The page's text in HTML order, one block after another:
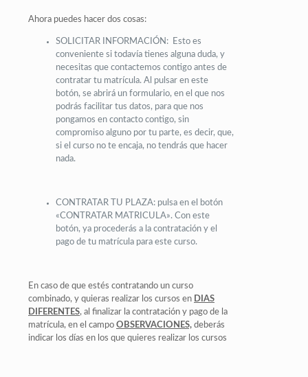
Ahora puedes hacer dos cosas:
SOLICITAR INFORMACIÓN: Esto es
conveniente si todavía tienes alguna duda, y
necesitas que contactemos contigo antes de
contratar tu matrícula. Al pulsar en este
botón, se abrirá un formulario, en el que nos
podrás facilitar tus datos, para que nos
pongamos en contacto contigo, sin
compromiso alguno por tu parte, es decir, que,
si el curso no te encaja, no tendrás que hacer
nada.
CONTRATAR TU PLAZA: pulsa en el botón
«CONTRATAR MATRICULA». Con este
botón, ya procederás a la contratación y el
pago de tu matrícula para este curso.
En caso de que estés contratando un curso
combinado, y quieras realizar los cursos en DIAS
DIFERENTES, al finalizar la contratación y pago de la
matrícula, en el campo OBSERVACIONES, deberás
indicar los días en los que quieres realizar los cursos